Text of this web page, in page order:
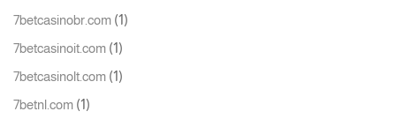
7betcasinobr.com (1)
7betcasinoit.com (1)
7betcasinolt.com (1)
7betnl.com (1)